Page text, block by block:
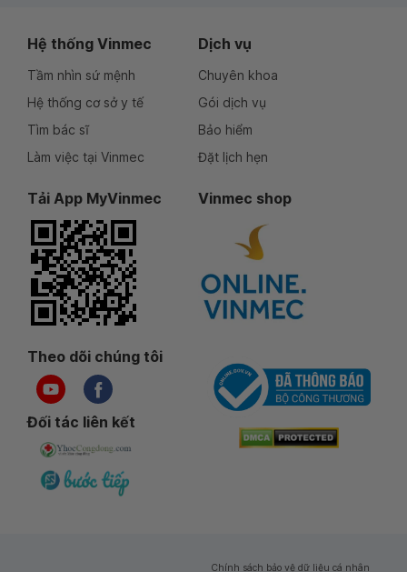
Hệ thống Vinmec
Tầm nhìn sứ mệnh
Hệ thống cơ sở y tế
Tìm bác sĩ
Làm việc tại Vinmec
Dịch vụ
Chuyên khoa
Gói dịch vụ
Bảo hiểm
Đặt lịch hẹn
Tải App MyVinmec Vinmec shop
Theo dõi chúng tôi
Đối tác liên kết
Chính sách bảo vệ dữ liệu cá nhân